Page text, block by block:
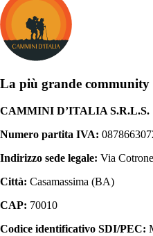
La più grande
CAMMINI D’ITALIA S.R.L.S.
Numero partita IVA:
Indirizzo sede legale: Via
Città: Casamassima (BA)
CAP: 70010
Codice identificativo SDI/PEC: